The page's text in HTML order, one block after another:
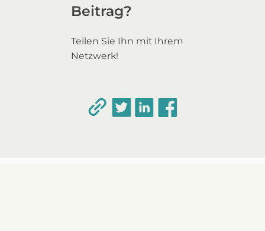
Beitrag?
Teilen Sie Ihn mit Ihrem
Netzwerk!